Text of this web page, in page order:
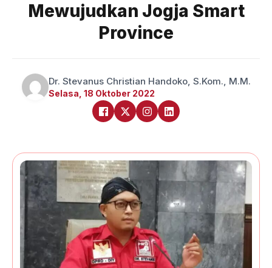
Mewujudkan Jogja Smart
Province
Dr. Stevanus Christian Handoko, S.Kom., M.M.
Selasa, 18 Oktober 2022